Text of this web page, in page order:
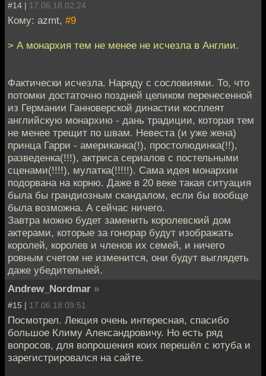
#14 | 17.06.18 02:24
Кому: azmt, #9
> А монархия тем не менее не исчезла в Англии.
Фактически исчезла. Наряду с сословиями. То, что
потомки достаточно поздней целиком перенесенной
из Германии Ганноверской династии косплеят
английскую монархию - дань традиции, которая тем
не менее трещит по швам. Невеста (и уже жена)
принца Гарри - американка(!), простолюдинка(!!),
разведенка(!!!), актриса сериалов с постельными
сценами(!!!!), мулатка(!!!!!). Сама идея монархии
подорвана на корню. Даже в 20 веке такая ситуация
была бы грандиозным скандалом, если бы вообще
была возможна. А сейчас ничего.
Завтра можно будет заменить королевский дом
актерами, которые за гонорар будут изображать
королей, королев и членов их семей, и ничего
ровным счетом не изменится, они будут выглядеть
даже убедительней.
Andrew_Nordmar »
#15 | 17.06.18 09:51
Посмотрел. Лекция очень интересная, спасибо
большое Климу Александровичу. Но есть ряд
вопросов, для вопрошения коих перешёл с ютуба и
зарегистрировался на сайте.